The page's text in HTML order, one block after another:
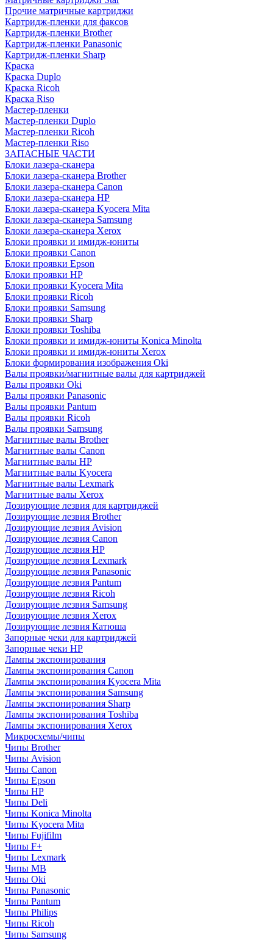
Прочие матричные картриджи
Картридж-пленки для факсов
Картридж-пленки Brother
Картридж-пленки Panasonic
Картридж-пленки Sharp
Краска
Краска Duplo
Краска Ricoh
Краска Riso
Мастер-пленки
Мастер-пленки Duplo
Мастер-пленки Ricoh
Мастер-пленки Riso
ЗАПАСНЫЕ ЧАСТИ
Блоки лазера-сканера
Блоки лазера-сканера Brother
Блоки лазера-сканера Canon
Блоки лазера-сканера HP
Блоки лазера-сканера Kyocera Mita
Блоки лазера-сканера Samsung
Блоки лазера-сканера Xerox
Блоки проявки и имидж-юниты
Блоки проявки Canon
Блоки проявки Epson
Блоки проявки HP
Блоки проявки Kyocera Mita
Блоки проявки Ricoh
Блоки проявки Samsung
Блоки проявки Sharp
Блоки проявки Toshiba
Блоки проявки и имидж-юниты Konica Minolta
Блоки проявки и имидж-юниты Xerox
Блоки формирования изображения Oki
Валы проявки/магнитные валы для картриджей
Валы проявки Oki
Валы проявки Panasonic
Валы проявки Pantum
Валы проявки Ricoh
Валы проявки Samsung
Магнитные валы Brother
Магнитные валы Canon
Магнитные валы HP
Магнитные валы Kyocera
Магнитные валы Lexmark
Магнитные валы Xerox
Дозирующие лезвия для картриджей
Дозирующие лезвия Brother
Дозирующие лезвия Avision
Дозирующие лезвия Canon
Дозирующие лезвия HP
Дозирующие лезвия Lexmark
Дозирующие лезвия Panasonic
Дозирующие лезвия Pantum
Дозирующие лезвия Ricoh
Дозирующие лезвия Samsung
Дозирующие лезвия Xerox
Дозирующие лезвия Катюша
Запорные чеки для картриджей
Запорные чеки HP
Лампы экспонирования
Лампы экспонирования Canon
Лампы экспонирования Kyocera Mita
Лампы экспонирования Samsung
Лампы экспонирования Sharp
Лампы экспонирования Toshiba
Лампы экспонирования Xerox
Микросхемы/чипы
Чипы Brother
Чипы Avision
Чипы Canon
Чипы Epson
Чипы HP
Чипы Deli
Чипы Konica Minolta
Чипы Kyocera Mita
Чипы Fujifilm
Чипы F+
Чипы Lexmark
Чипы MB
Чипы Oki
Чипы Panasonic
Чипы Pantum
Чипы Philips
Чипы Ricoh
Чипы Samsung